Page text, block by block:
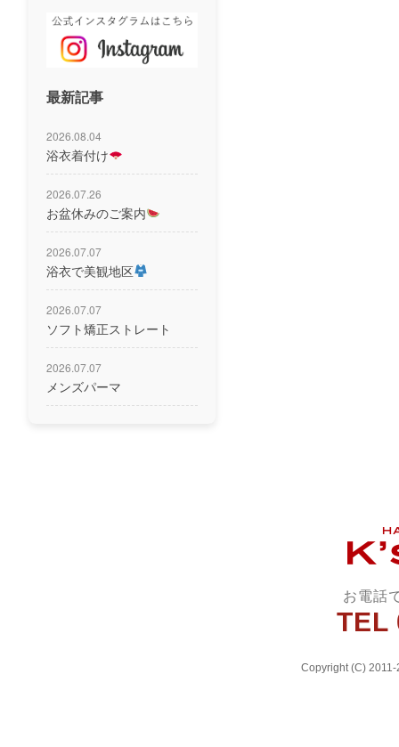
最新記事
2026.08.04
浴衣着付け
2026.07.26
お盆休みのご案内
2026.07.07
浴衣で美観地区
2026.07.07
ソフト矯正ストレート
2026.07.07
メンズパーマ
お電話
TEL
Copyright (C)